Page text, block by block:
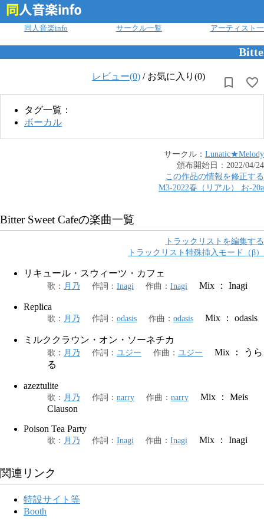
同人音楽info サークル一覧 アーティスト
レビュー(0) / お気に入り(0)
タグ一覧：
ボーカル
サークル： Lunatic★Melody
頒布開始日： 2022/04/24
この作品の情報を修正する
M3-2022春（リアル）
お-20a
Bitter Sweet Cafeの楽曲一覧
トラックリストを編集する
トラックリスト特殊挿入モード（β）
リキュール・スウィーツ・カフェ
歌 ： 月乃 作詞 ： Inagi 作曲 ： Inagi Mix ： Inagi
Replica
歌 ： 月乃 作詞 ： odasis 作曲 ： odasis Mix ： odasis
ミルククラウン・オン・ソーネチカ
歌 ： 月乃 作詞 ： ユジー 作曲 ： ユジー
Mix ： うら
る
azeztulite
歌 ： 月乃 作詞 ： narry 作曲 ： narry
Mix ： Meis
Clauson
Poison Tea Party
歌 ： 月乃 作詞 ： Inagi 作曲 ： Inagi Mix ： Inagi
関連リンク
特設サイト等
Booth